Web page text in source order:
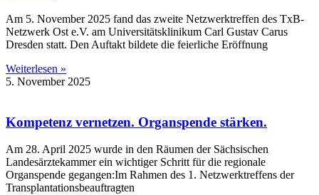
Am 5. November 2025 fand das zweite Netzwerktreffen des TxB-
Netzwerk Ost e.V. am Universitätsklinikum Carl Gustav Carus
Dresden statt. Den Auftakt bildete die feierliche Eröffnung
Weiterlesen »
5. November 2025
Kompetenz vernetzen. Organspende stärken.
Am 28. April 2025 wurde in den Räumen der Sächsischen
Landesärztekammer ein wichtiger Schritt für die regionale
Organspende gegangen:Im Rahmen des 1. Netzwerktreffens der
Transplantationsbeauftragten